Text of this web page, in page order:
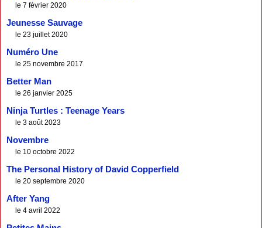
le 7 février 2020
Jeunesse Sauvage
le 23 juillet 2020
Numéro Une
le 25 novembre 2017
Better Man
le 26 janvier 2025
Ninja Turtles : Teenage Years
le 3 août 2023
Novembre
le 10 octobre 2022
The Personal History of David Copperfield
le 20 septembre 2020
After Yang
le 4 avril 2022